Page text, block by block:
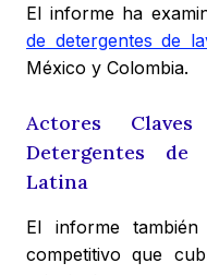
El informe ha
de detergentes de
México y Colombia.
Actores
Detergentes de
Latina
El informe
competitivo que